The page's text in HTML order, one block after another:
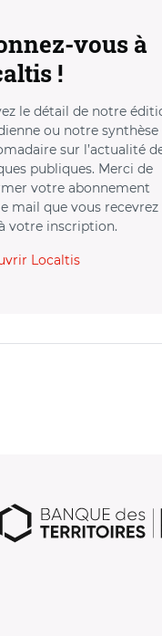
vous à
!
le détail de notre
ou notre synthèse
sur l’actualité
publiques. Merci de
votre abonnement
mail que vous recevrez
votre inscription.
Localtis